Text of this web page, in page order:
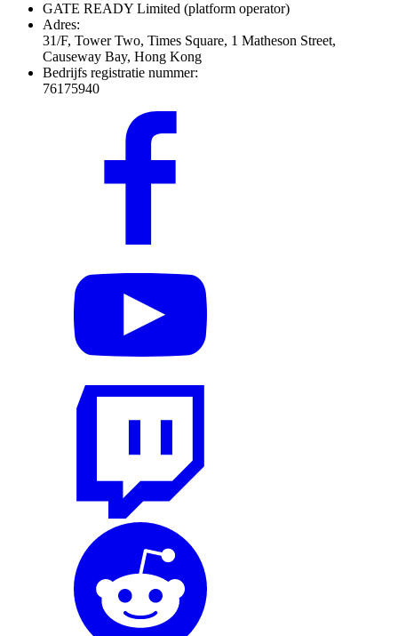
GATE READY Limited (platform operator)
Adres:
31/F, Tower Two, Times Square, 1 Matheson Street,
Causeway Bay, Hong Kong
Bedrijfs registratie nummer:
76175940